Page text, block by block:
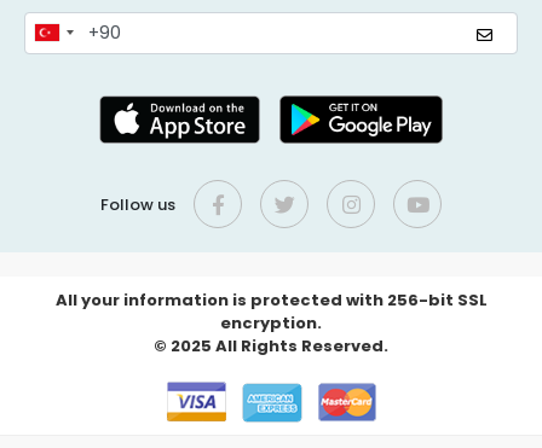
Follow us
All your information is protected with 256-bit SSL
encryption.
© 2025 All Rights Reserved.